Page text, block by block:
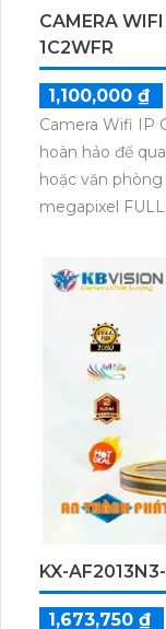
CAMERA
1C2WFR
1,100,000 ₫
Camera Wifi IP
hoàn hảo để
hoặc văn phòng
megapixel
được trang bị
quan sát trong
cách 10m. Với
camera ở các
cảnh một cách
IP Wifi cũng
camera cũng
phép bạn giao
phạm vi quan
cường an ninh
bạn.
KX-
1,673,750 ₫